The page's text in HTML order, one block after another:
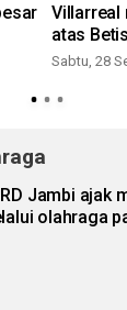
Villarreal
atas Betis
Sabtu, 28
Jambi ajak
olahraga